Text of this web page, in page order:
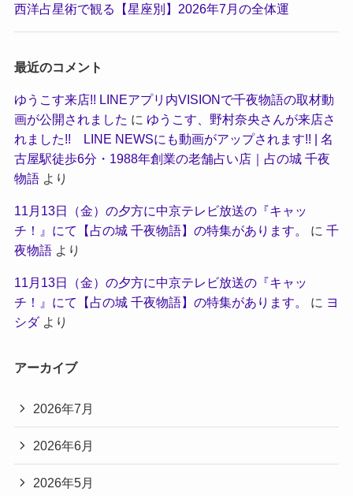
西洋占星術で観る【星座別】2026年7月の全体運
最近のコメント
ゆうこす来店!! LINEアプリ内VISIONで千夜物語の取材動
画が公開されました に ゆうこす、野村奈央さんが来店さ
れました!! LINE NEWSにも動画がアップされます!! | 名
古屋駅徒歩6分・1988年創業の老舗占い店｜占の城 千夜
物語より
11月13日（金）の夕方に中京テレビ放送の『キャッ
チ！』にて【占の城 千夜物語】の特集があります。
に 千
夜物語より
11月13日（金）の夕方に中京テレビ放送の『キャッ
チ！』にて【占の城 千夜物語】の特集があります。
に ヨ
シダより
アーカイブ
2026年7月
2026年6月
2026年5月